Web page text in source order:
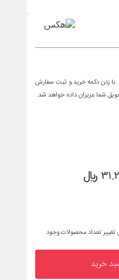
با زدن دکمه خرید و ثبت سفارش
شما عزیزان داده خواهد شد.
ریال
تغییر تعداد محصولات وجود
خرید